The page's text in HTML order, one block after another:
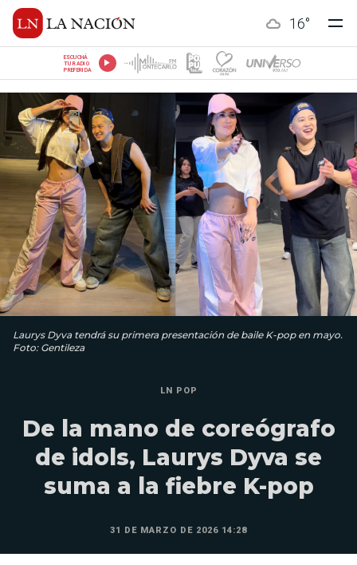
16°
ESCUCHÁ
TU RADIO
PREFERIDA
Laurys Dyva tendrá su primera presentación de baile K-pop en mayo.
Foto: Gentileza
LN POP
De la mano de coreógrafo
de idols, Laurys Dyva se
suma a la fiebre K-pop
31 DE MARZO DE 2026 14:28